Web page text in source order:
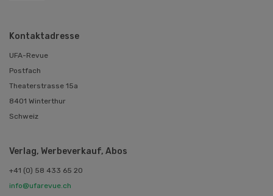
Kontaktadresse
UFA-Revue
Postfach
Theaterstrasse 15a
8401 Winterthur
Schweiz
Verlag, Werbeverkauf, Abos
+41 (0) 58 433 65 20
info@ufarevue.ch